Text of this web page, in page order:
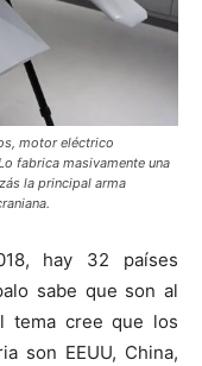
motor eléctrico
fabrica masivamente una
la principal arma
hay 32 países
sabe que son al
tema cree que los
son EEUU, China,